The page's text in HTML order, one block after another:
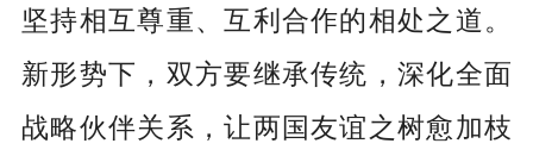
坚持相互尊重、互利合作的相处之道。
新形势下，双方要继承传统，深化全面
战略伙伴关系，让两国友谊之树愈加枝